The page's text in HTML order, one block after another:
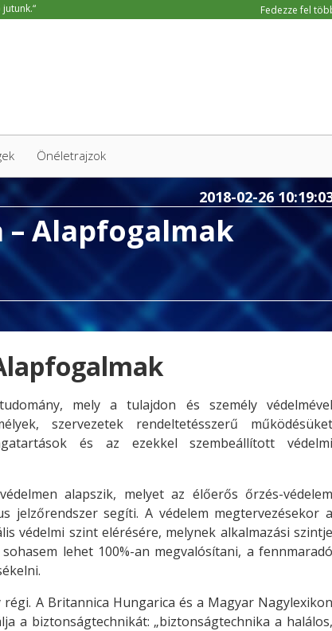
Fedezze fel
Önéletrajzok
2018-02-26
Alapfogalmak
mely a tulajdon és személy védelmével
szervezetek rendeltetésszerű működésüket
és az ezekkel szembeállított védelmi
alapszik, melyet az élőerős őrzés-védelem
segíti. A védelem megtervezésekor a
védelmi szint elérésére, melynek alkalmazási szintje
lehet 100%-an megvalósítani, a fennmaradó
A Britannica Hungarica és a Magyar Nagylexikon
a biztonságtechnikát: „biztonságtechnika a halálos,